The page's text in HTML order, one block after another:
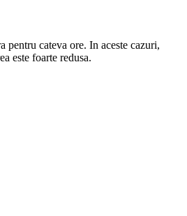
pentru cateva ore. In aceste cazuri,
este foarte redusa.